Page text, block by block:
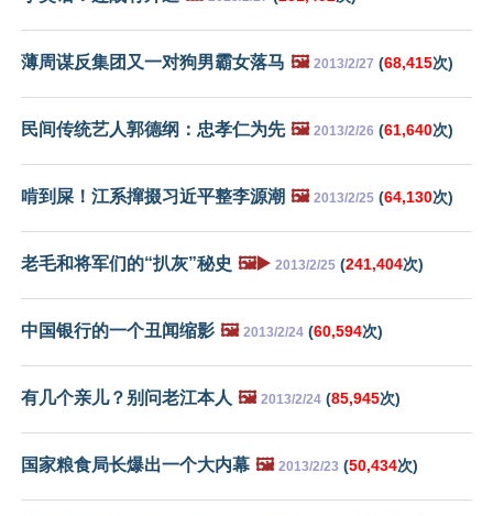
薄周谋反集团又一对狗男霸女落马 🖼️ 2013/2/27 (68,415次)
民间传统艺人郭德纲：忠孝仁为先 🖼️ 2013/2/26 (61,640次)
啃到屎！江系撺掇习近平整李源潮 🖼️ 2013/2/25 (64,130次)
老毛和将军们的“扒灰”秘史 🖼️▶️ 2013/2/25 (241,404次)
中国银行的一个丑闻缩影 🖼️ 2013/2/24 (60,594次)
有几个亲儿？别问老江本人 🖼️ 2013/2/24 (85,945次)
国家粮食局长爆出一个大内幕 🖼️ 2013/2/23 (50,434次)